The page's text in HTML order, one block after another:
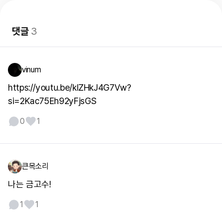
댓글3
vinum
https://youtu.be/klZHkJ4G7Vw?
si=2Kac75Eh92yFjsGS
0 1
큰목소리
나는 금고수!
1 1